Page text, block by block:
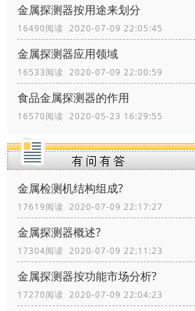
金属探测器按用途来划分
16490阅读 2020-07-09 22:05:45
金属探测器应用领域
16533阅读 2020-07-09 22:00:59
食品金属探测器的作用
16570阅读 2020-05-23 16:29:55
金属检测机结构组成?
17619阅读 2020-07-09 22:17:27
金属探测器概述?
17304阅读 2020-07-09 22:11:23
金属探测器按功能市场分析?
17270阅读 2020-07-09 22:04:23